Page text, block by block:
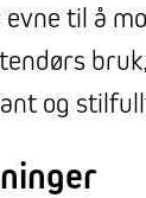
evne til å
og